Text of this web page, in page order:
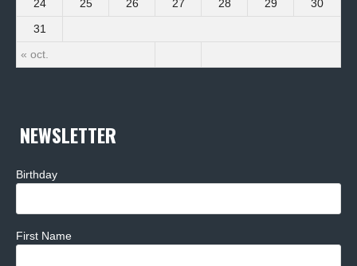
« oct.
24
25 26 27 28 29
30
31
NEWSLETTER
Birthday
First Name